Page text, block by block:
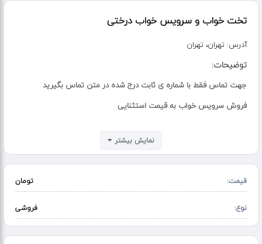
تخت خواب و سرویس خواب درختی
آدرس: تهران، تهران
توضیحات:
جهت تماس فقط با شماره ی ثابت درج شده در متن تماس بگیرید
فروش سرویس خواب به قیمت استثنایی
امکان خرید حضوری و غیر حضوری
شماره تماس
تخت خواب شامل
تخت دونفره یک عدد دراور چهار کشو دو عدد پاتختی نشیمن و قاب اینه
به همراه دو عدد کفی
نمایش بیشتر
قیمت: تومان
نوع: فروشی